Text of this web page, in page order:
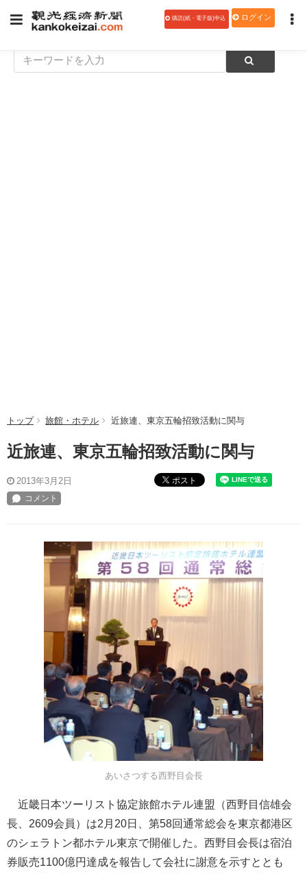
購読(紙・電子版)申込 ログイン
トップ 旅館・ホテル 近旅連、東京五輪招致活動に関与
近旅連、東京五輪招致活動に関与
2013年3月2日 ポスト
あいさつする西野目会長
近畿日本ツーリスト協定旅館ホテル連盟（西野目信雄会
長、2609会員）は2月20日、第58回通常総会を東京都港区
のシェラトン都ホテル東京で開催した。西野目会長は宿泊
券販売1100億円達成を報告して会社に謝意を示すととも